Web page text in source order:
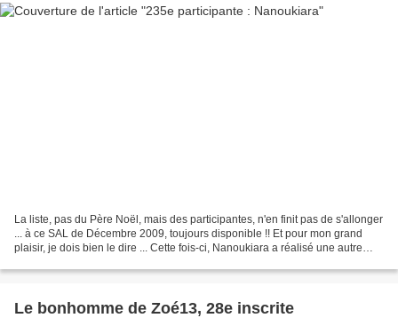
La liste, pas du Père Noël, mais des participantes, n'en finit pas de s'allonger
... à ce SAL de Décembre 2009, toujours disponible !! Et pour mon grand
plaisir, je dois bien le dire ... Cette fois-ci, Nanoukiara a réalisé une autre
Le bonhomme de Zoé13, 28e inscrite